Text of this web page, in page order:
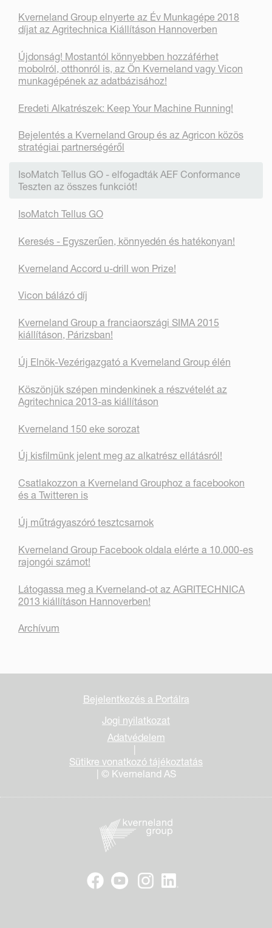
Kverneland Group elnyerte az Év Munkagépe 2018
díjat az Agritechnica Kiállításon Hannoverben
Újdonság! Mostantól könnyebben hozzáférhet
mobolról, otthonról is, az Ön Kverneland vagy Vicon
munkagépének az adatbázisához!
Eredeti Alkatrészek: Keep Your Machine Running!
Bejelentés a Kverneland Group és az Agricon közös
stratégiai partnerségéről
IsoMatch Tellus GO - elfogadták AEF Conformance
Teszten az összes funkciót!
IsoMatch Tellus GO
Keresés - Egyszerűen, könnyedén és hatékonyan!
Kverneland Accord u-drill won Prize!
Vicon bálázó díj
Kverneland Group a franciaországi SIMA 2015
kiállításon, Párizsban!
Új Elnök-Vezérigazgató a Kverneland Group élén
Köszönjük szépen mindenkinek a részvételét az
Agritechnica 2013-as kiállításon
Kverneland 150 eke sorozat
Új kisfilmünk jelent meg az alkatrész ellátásról!
Csatlakozzon a Kverneland Grouphoz a facebookon
és a Twitteren is
Új műtrágyaszóró tesztcsarnok
Kverneland Group Facebook oldala elérte a 10.000-es
rajongói számot!
Látogassa meg a Kverneland-ot az AGRITECHNICA
2013 kiállításon Hannoverben!
Archívum
Bejelentkezés a Portálra
Jogi nyilatkozat
Adatvédelem
Sütikre vonatkozó tájékoztatás
| © Kverneland AS